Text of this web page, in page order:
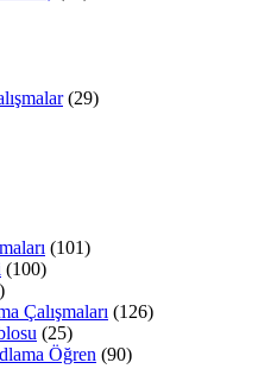
(29)
(101)
(100)
Çalışmaları (126)
(25)
Öğren (90)